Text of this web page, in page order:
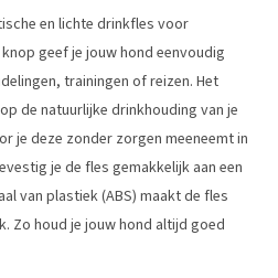
en lichte drinkfles voor
geef je jouw hond eenvoudig
trainingen of reizen. Het
de natuurlijke drinkhouding van je
je deze zonder zorgen meeneemt in
je de fles gemakkelijk aan een
van plastiek (ABS) maakt de fles
Zo houd je jouw hond altijd goed